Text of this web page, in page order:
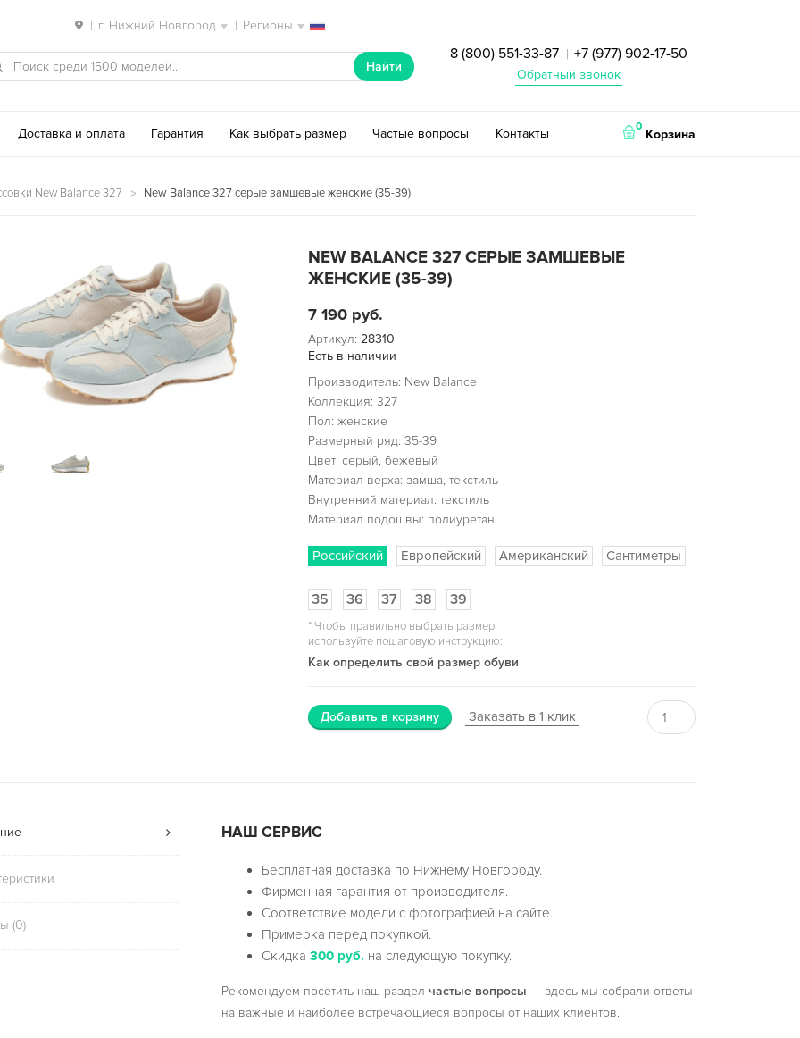
| г. Нижний Новгород | Регионы
Найти
8 (800) 551-33-87 | +7 (977) 902-17-50
Обратный звонок
Доставка и оплата Гарантия Как выбрать размер Частые вопросы Контакты 0
Корзина
New Balance 327 New Balance 327 серые замшевые женские (35-39)
NEW BALANCE 327 СЕРЫЕ ЗАМШЕВЫЕ
ЖЕНСКИЕ (35-39)
7 190 руб.
Артикул: 28310
Есть в наличии
Производитель: New Balance
Коллекция: 327
Пол: женские
Размерный ряд: 35-39
Цвет: серый, бежевый
Материал верха: замша, текстиль
Внутренний материал: текстиль
Материал подошвы: полиуретан
Российский Европейский Американский Сантиметры
35 36 37 38 39
*Чтобы правильно выбрать размер,
используйте пошаговую инструкцию:
Как определить свой размер обуви
Добавить в корзину Заказать в 1 клик
(0)
НАШ СЕРВИС
Бесплатная доставка по Нижнему Новгороду.
Фирменная гарантия от производителя.
Соответствие модели с фотографией на сайте.
Примерка перед покупкой.
Скидка300 руб. на следующую покупку.
Рекомендуем посетить наш разделчастые вопросы — здесь мы собрали ответы
на важные и наиболее встречающиеся вопросы от наших клиентов.